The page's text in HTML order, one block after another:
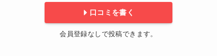
口コミを書く
会員登録なしで投稿できます。